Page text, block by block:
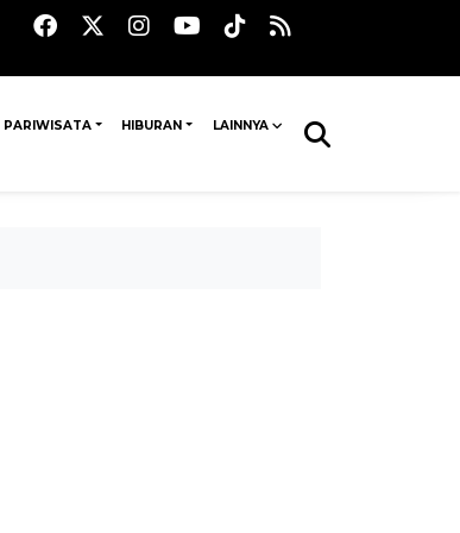
PARIWISATA HIBURAN LAINNYA